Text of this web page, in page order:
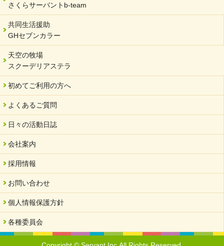
2023/12/29
年末年始のお知らせ
2023/12/18
北方支店・保護者交流会「収穫祭」
2023/11/08
オンラインショップを開設しました
2023/10/20
「可児の企業魅力発見フェア」に出展しました
2023/10/17
馬糞堆肥「馬の力」販売開始
2023/08/18
クラウドファンディングのご案内
yahooショッピングサイト本日開店
2023/02/16
令和さくら高等学院VSサーバント職員 サッカー試合日程変更
2023/01/20
馬たちの物資支援よろしくお願いいたします。
さくらサーバントb-team
共同生活援助
GHセブンカラー
天空の牧場
スクーデリアステラ
初めてご利用の方へ
よくあるご質問
日々の活動日誌
会社案内
採用情報
お問い合わせ
個人情報保護方針
各種委員会